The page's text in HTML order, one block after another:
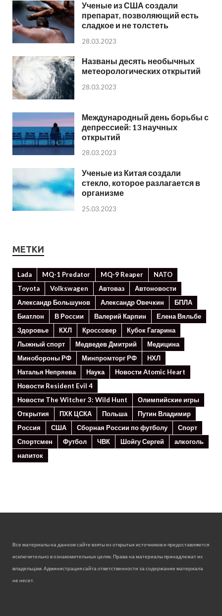
Ученые из США создали
препарат, позволяющий есть
сладкое и не толстеть
28.03.2023
Названы десять необычных
метеорологических открытий
28.03.2023
Международный день борьбы с
депрессией: 13 научных
открытий
28.03.2023
Ученые из Китая создали
стекло, которое разлагается в
организме
25.03.2023
МЕТКИ
Lada MQ-1 Predator MQ-9 Reaper
NATO
Toyota
Volkswagen Автоваз
Автоновости
Александр Большунов
Александр Овечкин
БПЛА
Биатлон
В России Валерий Карпин
Елена Вяльбе
Здоровье
КХЛ Кроссовер
Кубок Гагарина
Лыжный спорт
Медведев Дмитрий
Медицина
Минoбороны РФ
Минпромторг РФ
НХЛ
Наталья Непряева
Наука
Новости Atomic Heart
Новости Resident Evil 4
Новости The Witcher 3: Wild Hunt
Олимпийские игры
Открытия
ПХК ЦСКА Польша
Путин Владимир
Россия
США Сборная России по футболу
Спорт
Спортсмен
Футбол ЧВК Шойгу Сергей
алкоголь
напиток
Все материалы на данном сайте взяты из открытых источников и предоставляются
исключительно в ознакомительных целях. Права на материалы принадлежат их
владельцам. Администрация сайта ответственности за содержание материала
не несет.